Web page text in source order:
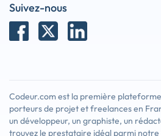
Suivez-nous
Codeur.com est la première
porteurs de projet et freelances en
un développeur, un graphiste, un
trouvez le prestataire idéal parmi notre